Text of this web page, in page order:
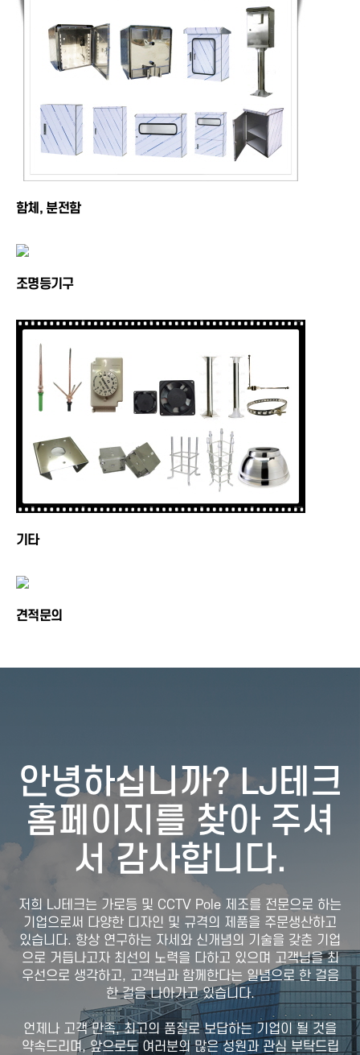
함체, 분전함
조명등기구
기타
견적문의
안녕하십니까? LJ테크
홈페이지를 찾아 주셔
서 감사합니다.
저희 LJ테크는 가로등 및 CCTV Pole 제조를 전문으로 하는
기업으로써 다양한 디자인 및 규격의 제품을 주문생산하고
있습니다. 항상 연구하는 자세와 신개념의 기술을 갖춘 기업
으로 거듭나고자 최선의 노력을 다하고 있으며 고객님을 최
우선으로 생각하고, 고객님과 함께한다는 일념으로 한 걸음
한 걸음 나아가고 있습니다.
언제나 고객 만족, 최고의 품질로 보답하는 기업이 될 것을
약속드리며, 앞으로도 여러분의 많은 성원과 관심 부탁드립